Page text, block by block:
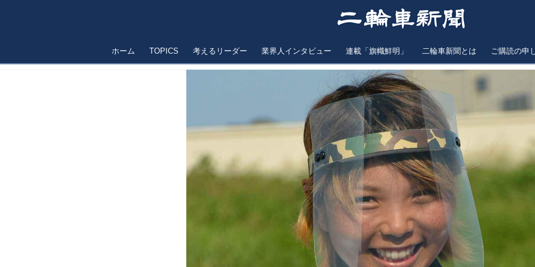
ホーム TOPICS 考えるリーダー 業界人インタビュー 連載「旗幟鮮明」 二輪車新聞とは ご購読の申